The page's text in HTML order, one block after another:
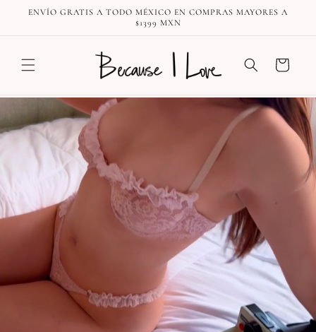
directamente
ENVÍO GRATIS A TODO MÉXICO EN COMPRAS MAYORES A
$1399 MXN
Carrito